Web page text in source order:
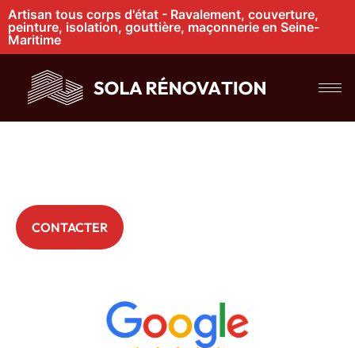
Artisan tous corps d'état - Ravalement, couverture,
peinture, isolation, gouttière, maçonnerie en Seine-
Maritime
Nettoyage de
gouttières à Bourg
CONTACTER